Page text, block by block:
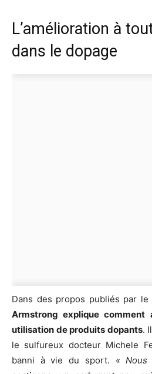
L’amélioration à
dans le dopage
Dans des propos publiés par le
Armstrong explique comment
utilisation de produits dopants.
le sulfureux docteur Michele
banni à vie du sport.
«